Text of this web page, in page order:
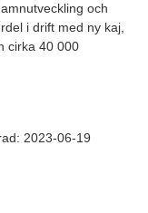
och
i drift med ny kaj,
cirka 40 000
2023-06-19